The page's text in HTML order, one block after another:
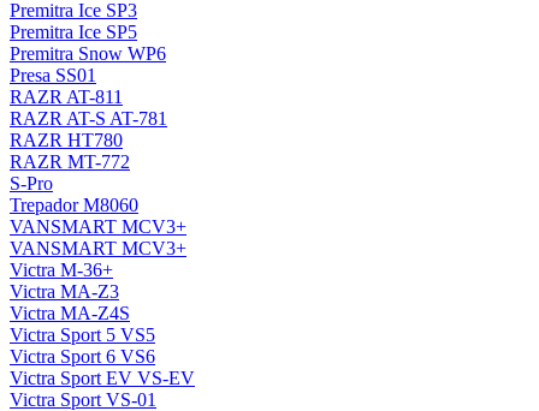
Premitra Ice SP3
Premitra Ice SP5
Premitra Snow WP6
Presa SS01
RAZR AT-811
RAZR AT-S AT-781
RAZR HT780
RAZR MT-772
S-Pro
Trepador M8060
VANSMART MCV3+
VANSMART MCV3+
Victra M-36+
Victra MA-Z3
Victra MA-Z4S
Victra Sport 5 VS5
Victra Sport 6 VS6
Victra Sport EV VS-EV
Victra Sport VS-01